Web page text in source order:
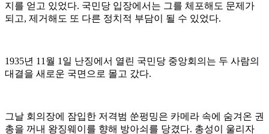
지를 얻고 있었다. 국민당 입장에서는 그를 체포해도 문제가
되고, 제거해도 또 다른 정치적 부담이 될 수 있었다.
1935년 11월 1일 난징에서 열린 국민당 중앙회의는 두 사람의
대결을 새로운 국면으로 몰고 갔다.
그날 회의장에 잠입한 저격범 쑨펑밍은 카메라 속에 숨겨온 권
총을 꺼내 왕징웨이를 향해 방아쇠를 당겼다. 총성이 울리자